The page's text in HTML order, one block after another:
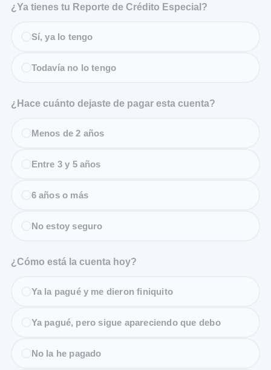
¿Ya tienes tu Reporte de Crédito Especial?
Sí, ya lo tengo
Todavía no lo tengo
¿Hace cuánto dejaste de pagar esta cuenta?
Menos de 2 años
Entre 3 y 5 años
6 años o más
No estoy seguro
¿Cómo está la cuenta hoy?
Ya la pagué y me dieron finiquito
Ya pagué, pero sigue apareciendo que debo
No la he pagado